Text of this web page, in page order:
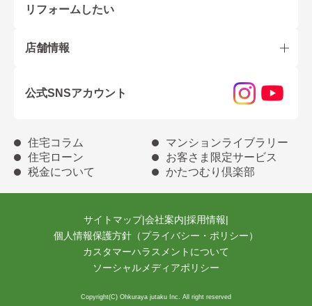
リフォームしたい
店舗情報
公式SNSアカウント
住宅コラム
マンションライブラリー
住宅ローン
お客さま限定サービス
税金について
かたつむり倶楽部
サイトマップ|会社案内|採用情報|
個人情報保護方針（プライバシー・ポリシー）
カスタマーハラスメントについて
ソーシャルメディアポリシー
Copyright(C) Ohkuraya jutaku Inc. All right reserved